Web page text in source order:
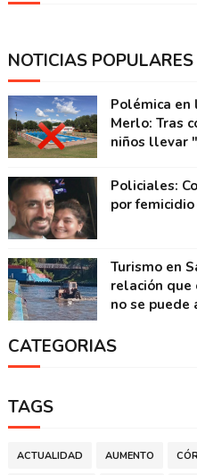
NOTICIAS POPULARES
Polémica en
Merlo: Tras
niños llevar
Policiales:
por
Turismo en
relación que
no se puede
CATEGORIAS
TAGS
ACTUALIDAD AUMENTO